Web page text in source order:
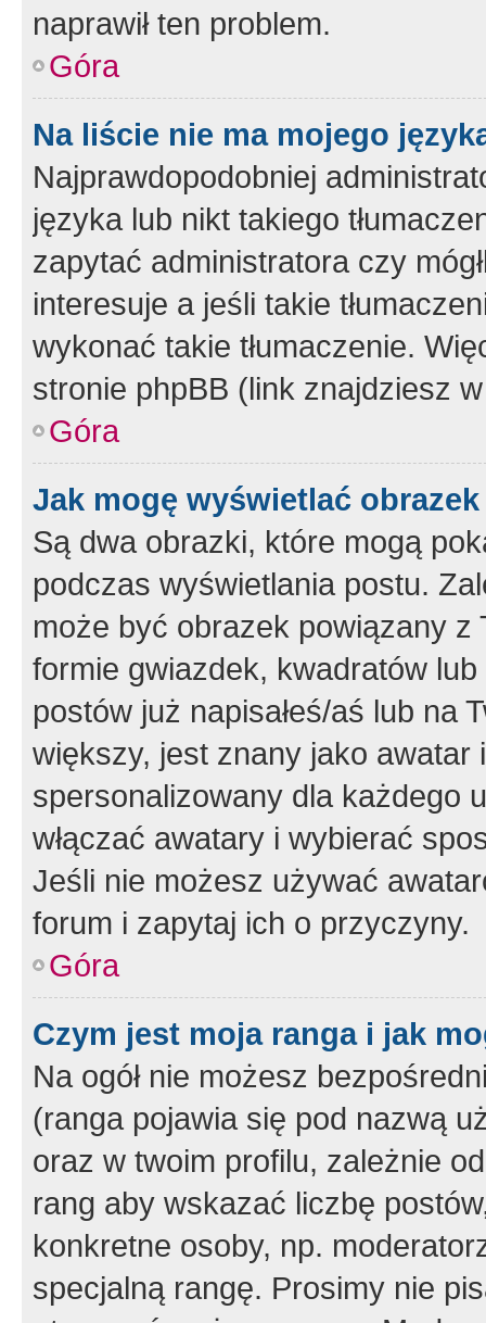
naprawił ten problem.
Góra
Na liście nie ma mojego
Najprawdopodobniej
języka lub nikt takiego
zapytać administratora czy
interesuje a jeśli takie
wykonać takie tłumaczenie.
stronie phpBB (link znajdziesz
Góra
Jak mogę wyświetlać
Są dwa obrazki, które mogą
podczas wyświetlania postu.
może być obrazek powiązany z
formie gwiazdek, kwadratów
postów już napisałeś/aś lub na
większy, jest znany jako
spersonalizowany dla każdego
włączać awatary i wybierać
Jeśli nie możesz używać
forum i zapytaj ich o przyczyny.
Góra
Czym jest moja ranga i jak
Na ogół nie możesz
(ranga pojawia się pod nazwą
oraz w twoim profilu, zależnie
rang aby wskazać liczbę
konkretne osoby, np.
specjalną rangę. Prosimy nie